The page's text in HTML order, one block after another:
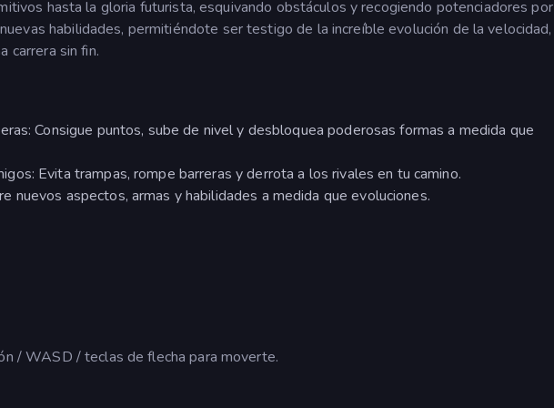
hasta la gloria futurista, esquivando obstáculos y recogiendo potenciadores por
habilidades, permitiéndote ser testigo de la increíble evolución de la velocidad,
carrera sin fin.
Consigue puntos, sube de nivel y desbloquea poderosas formas a medida que
Evita trampas, rompe barreras y derrota a los rivales en tu camino.
nuevos aspectos, armas y habilidades a medida que evoluciones.
/ WASD / teclas de flecha para moverte.